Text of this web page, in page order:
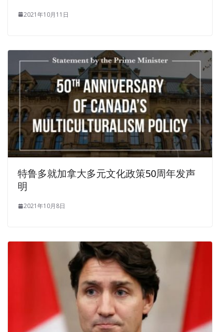
2021年10月11日
特鲁多就加拿大多元文化政策50周年发声
明
2021年10月8日